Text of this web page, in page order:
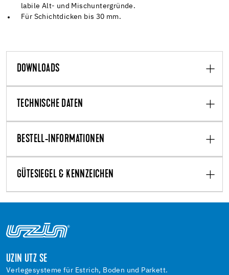
labile Alt- und Mischuntergründe.
Für Schichtdicken bis 30 mm.
DOWNLOADS
TECHNISCHE DATEN
BESTELL-INFORMATIONEN
GÜTESIEGEL & KENNZEICHEN
UZIN UTZ SE
Verlegesysteme für Estrich, Boden und Parkett.